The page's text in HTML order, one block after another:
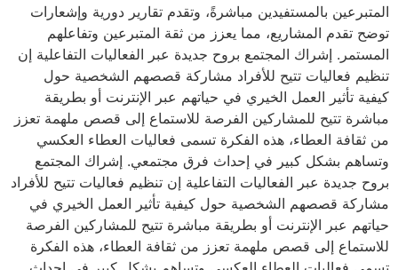
المتبرعين بالمستفيدين مباشرةً، وتقدم تقارير دورية وإشعارات
توضح تقدم المشاريع، مما يعزز من ثقة المتبرعين وتفاعلهم
المستمر. إشراك المجتمع بروح جديدة عبر الفعاليات التفاعلية إن
تنظيم فعاليات تتيح للأفراد مشاركة قصصهم الشخصية حول
كيفية تأثير العمل الخيري في حياتهم عبر الإنترنت أو بطريقة
مباشرة تتيح للمشاركين الفرصة للاستماع إلى قصص ملهمة تعزز
من ثقافة العطاء، هذه الفكرة تسمى فعاليات العطاء العكسي
وتساهم بشكل كبير في إحداث فرق مجتمعي. إشراك المجتمع
بروح جديدة عبر الفعاليات التفاعلية إن تنظيم فعاليات تتيح للأفراد
مشاركة قصصهم الشخصية حول كيفية تأثير العمل الخيري في
حياتهم عبر الإنترنت أو بطريقة مباشرة تتيح للمشاركين الفرصة
للاستماع إلى قصص ملهمة تعزز من ثقافة العطاء، هذه الفكرة